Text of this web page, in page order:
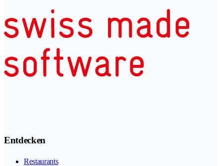
Entdecken
Restaurants